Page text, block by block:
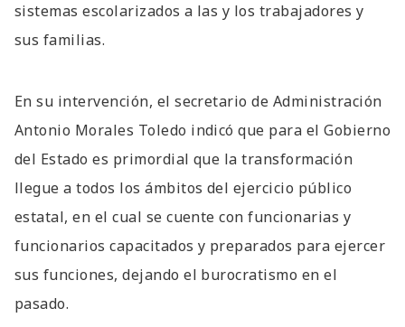
sistemas escolarizados a las y los trabajadores y
sus familias.
En su intervención, el secretario de Administración
Antonio Morales Toledo indicó que para el Gobierno
del Estado es primordial que la transformación
llegue a todos los ámbitos del ejercicio público
estatal, en el cual se cuente con funcionarias y
funcionarios capacitados y preparados para ejercer
sus funciones, dejando el burocratismo en el
pasado.